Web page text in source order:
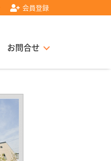
会員登録
お問合せ